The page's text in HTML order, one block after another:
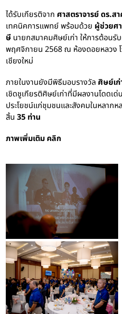
ได้รับเกียรติจาก ศาสตราจารย์ ดร.ส
เทคนิคการแพทย์ พร้อมด้วย ผู้ช่วยศ
ษี นายกสมาคมศิษย์เก่า ให้การต้อนรั
พฤศจิกายน 2568 ณ ห้องดอยหลวง
เชียงใหม่
ภายในงานยังมีพิธีมอบรางวัล ศิษย์เก่
เชิดชูเกียรติศิษย์เก่าที่มีผลงานโดดเ
ประโยชน์แก่ชุมชนและสังคมในหลากห
สิ้น 35 ท่าน
ภาพเพิ่มเติม คลิก